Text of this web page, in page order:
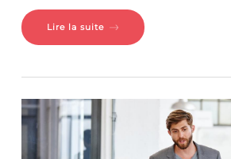
Lire la suite